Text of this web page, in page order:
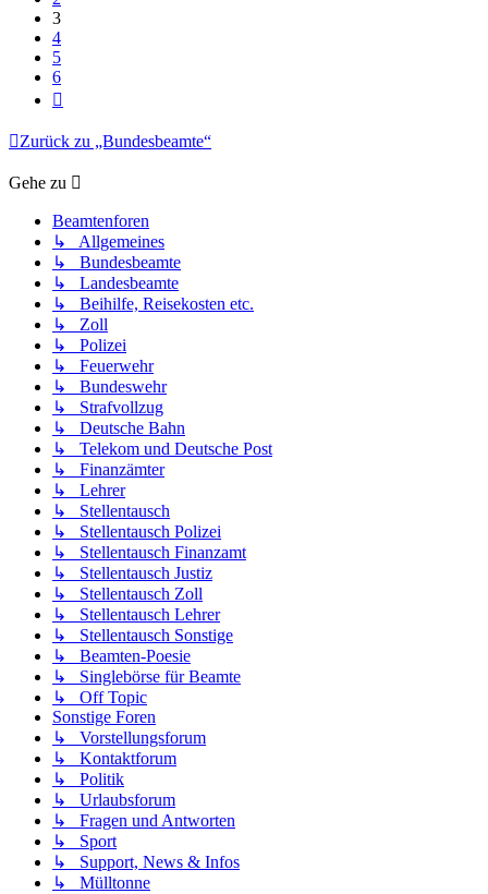
3
4
5
6
Zurück zu „Bundesbeamte“
Gehe zu
Beamtenforen
↳ Allgemeines
↳ Bundesbeamte
↳ Landesbeamte
↳ Beihilfe, Reisekosten etc.
↳ Zoll
↳ Polizei
↳ Feuerwehr
↳ Bundeswehr
↳ Strafvollzug
↳ Deutsche Bahn
↳ Telekom und Deutsche Post
↳ Finanzämter
↳ Lehrer
↳ Stellentausch
↳ Stellentausch Polizei
↳ Stellentausch Finanzamt
↳ Stellentausch Justiz
↳ Stellentausch Zoll
↳ Stellentausch Lehrer
↳ Stellentausch Sonstige
↳ Beamten-Poesie
↳ Singlebörse für Beamte
↳ Off Topic
Sonstige Foren
↳ Vorstellungsforum
↳ Kontaktforum
↳ Politik
↳ Urlaubsforum
↳ Fragen und Antworten
↳ Sport
↳ Support, News & Infos
↳ Mülltonne